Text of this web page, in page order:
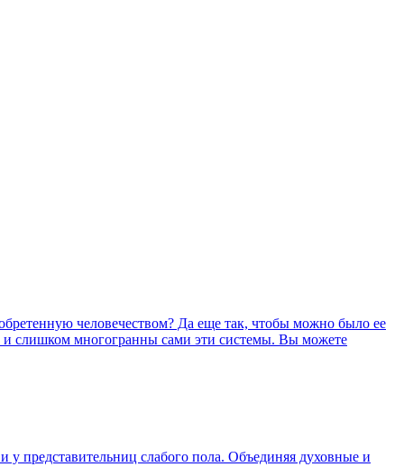
человечеством? Да еще так, чтобы можно было ее
и слишком многогранны сами эти системы. Вы можете
представительниц слабого пола. Объединяя духовные и